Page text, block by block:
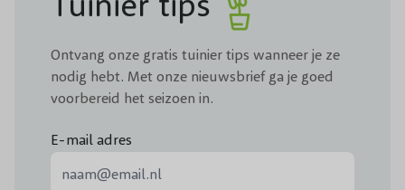
Ontvang onze gratis tuinier tips wanneer je ze
nodig hebt. Met onze nieuwsbrief ga je goed
voorbereid het seizoen in.
E-mail adres